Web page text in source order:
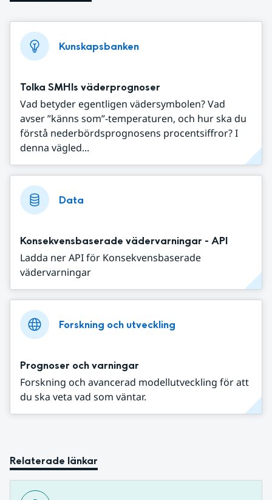
Kunskapsbanken
Tolka SMHIs väderprognoser
Vad betyder egentligen vädersymbolen? Vad
avser ”känns som”-temperaturen, och hur ska du
förstå nederbördsprognosens procentsiffror? I
denna vägled...
Data
Konsekvensbaserade vädervarningar - API
Ladda ner API för Konsekvensbaserade
vädervarningar
Forskning och utveckling
Prognoser och varningar
Forskning och avancerad modellutveckling för att
du ska veta vad som väntar.
Relaterade länkar